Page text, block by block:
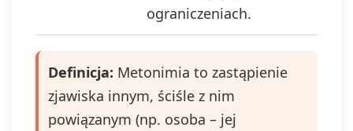
ograniczeniach.
Definicja: Metonimia to zastąpienie
zjawiska innym, ściśle z nim
powiązanym (np. osoba – jej